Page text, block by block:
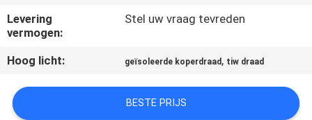
OM EEN
CITAAT
SITEMAP
Levering
vermogen:
Stel uw vraag tevreden
Hoog licht: geïsoleerde koperdraad , tiw draad
BESTE PRIJS